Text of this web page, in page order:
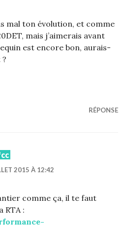
mal ton évolution, et comme
mais j’aimerais avant
est encore bon, aurais-
RÉPONSE
2015 À 12:42
comme ça, il te faut
RTA :